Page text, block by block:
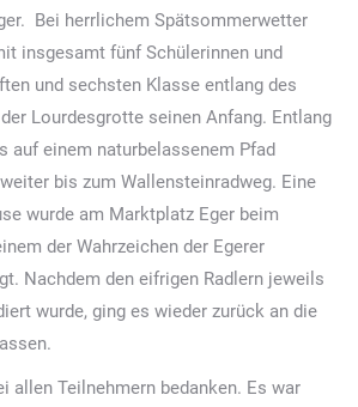
Bei herrlichem Spätsommerwetter
insgesamt fünf Schülerinnen und
und sechsten Klasse entlang des
Lourdesgrotte seinen Anfang. Entlang
auf einem naturbelassenem Pfad
bis zum Wallensteinradweg. Eine
wurde am Marktplatz Eger beim
der Wahrzeichen der Egerer
Nachdem den eifrigen Radlern jeweils
wurde, ging es wieder zurück an die
allen Teilnehmern bedanken. Es war